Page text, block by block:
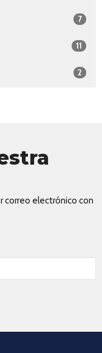
7
11
2
correo electrónico con